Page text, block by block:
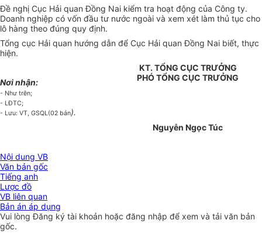
Đề nghị Cục Hải quan Đồng Nai kiểm tra hoạt động của Công ty.
Doanh nghiệp có vốn đầu tư nước ngoài và xem xét làm thủ tục cho
lô hàng theo đúng quy định.
Tổng cục Hải quan hướng dẫn để Cục Hải quan Đồng Nai biết, thực
hiện.
Nơi nhận:
- Như trên;
- LĐTC;
- Lưu: VT, GSQL(02 bản).
KT. TỔNG CỤC TRƯỞNG
PHÓ TỔNG CỤC TRƯỞNG
Nguyễn Ngọc Túc
Nội dung VB
Văn bản gốc
Tiếng anh
Lược đồ
VB liên quan
Bản án áp dụng
Vui lòngĐăng ký tài khoản hoặc đăng nhập để xem và tải văn bản
gốc.